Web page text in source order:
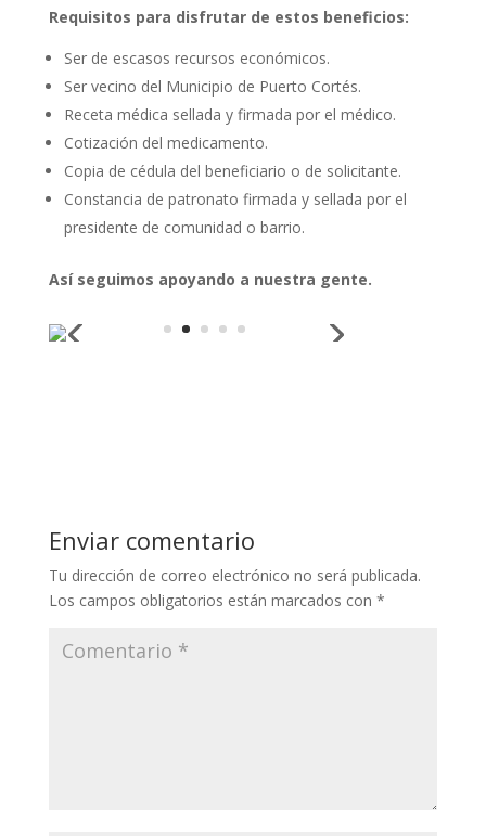
Requisitos para disfrutar de estos beneficios:
Ser de escasos recursos económicos.
Ser vecino del Municipio de Puerto Cortés.
Receta médica sellada y firmada por el médico.
Cotización del medicamento.
Copia de cédula del beneficiario o de solicitante.
Constancia de patronato firmada y sellada por el
presidente de comunidad o barrio.
Así seguimos apoyando a nuestra gente.
Enviar comentario
Tu dirección de correo electrónico no será publicada.
Los campos obligatorios están marcados con *